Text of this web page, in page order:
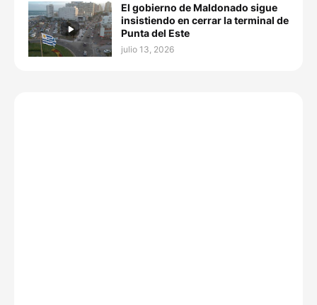
El gobierno de Maldonado sigue
insistiendo en cerrar la terminal de
Punta del Este
julio 13, 2026